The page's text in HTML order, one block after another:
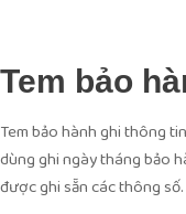
Tem bảo
Tem bảo hành ghi thông
dùng ghi ngày tháng bảo
được ghi sẵn các thông số.